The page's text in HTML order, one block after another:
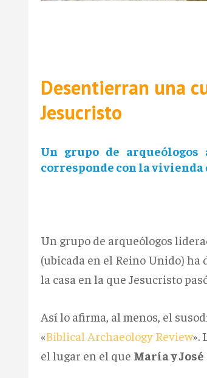
Desentierran una
Jesucristo
Un grupo de
corresponde con la vivienda
Un grupo de arqueólogos
(ubicada en el Reino Unido) ha
la casa en la que Jesucristo
Así lo afirma, al menos, el
«Biblical Archaeology Review».
el lugar en el que María y José